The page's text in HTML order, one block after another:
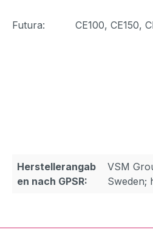
Futura: CE100, CE150,
Herstellerangab
en nach GPSR:
VSM
Sweden;